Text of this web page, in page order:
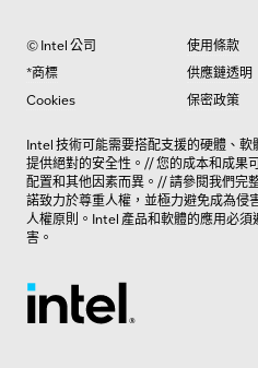
© Intel 公司
使用條款
*商標
供應鏈透明
Cookies
保密政策
Intel 技術可能需要搭配支援的硬體、
提供絕對的安全性。// 您的成本和成果
配置和其他因素而異。// 請參閱我們完
諾致力於尊重人權，並極力避免成為侵
人權原則 。Intel 產品和軟體的應用必
害。